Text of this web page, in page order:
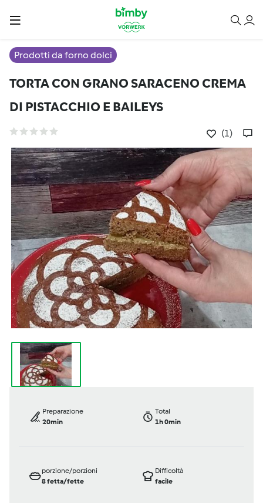
Prodotti da forno dolci
TORTA CON GRANO SARACENO CREMA
DI PISTACCHIO E BAILEYS
(1)
Preparazione
20min
Total
1h 0min
porzione/porzioni
8fetta/fette
Difficoltà
facile